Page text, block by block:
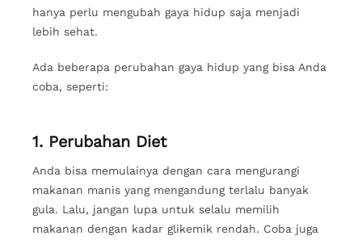
hanya perlu mengubah gaya hidup saja menjadi
lebih sehat.
Ada beberapa perubahan gaya hidup yang bisa Anda
coba, seperti:
1. Perubahan Diet
Anda bisa memulainya dengan cara mengurangi
makanan manis yang mengandung terlalu banyak
gula. Lalu, jangan lupa untuk selalu memilih
makanan dengan kadar glikemik rendah. Coba juga